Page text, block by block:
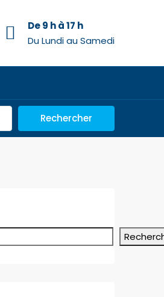
De 9 h à 17 h
Du Lundi au Samedi
Rechercher